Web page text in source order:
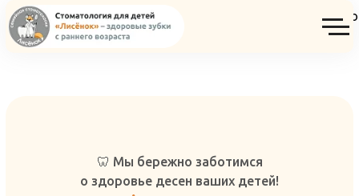
Консультация ортодонта детского
🦷 Мы бережно заботимся
о здоровье десен ваших детей!